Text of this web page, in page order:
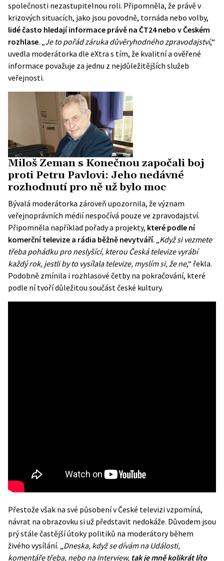
společnosti nezastupitelnou roli. Připomněla, že právě v
krizových situacích, jako jsou povodně, tornáda nebo volby,
lidé často hledají informace právě na ČT24 nebo v Českém
rozhlase. „Je to pořád záruka důvěryhodného zpravodajství,“
uvedla moderátorka dle eXtra s tím, že kvalitní a ověřené
informace považuje za jednu z nejdůležitějších služeb
veřejnosti.
Miloš Zeman s Konečnou započali boj
proti Petru Pavlovi: Jeho nedávné
rozhodnutí pro ně už bylo moc
Bývalá moderátorka zároveň upozornila, že význam
veřejnoprávních médií nespočívá pouze ve zpravodajství.
Připomněla například pořady a projekty, které podle ní
komerční televize a rádia běžně nevytváří. „Když si vezmete
třeba pohádku pro neslyšící, kterou Česká televize vyrábí
každý rok, jestli by to vysílala televize, myslím si, že ne,“ řekla.
Podobně zmínila i rozhlasové četby na pokračování, které
podle ní tvoří důležitou součást české kultury.
Přestože však na své působení v České televizi vzpomíná,
návrat na obrazovku si už představit nedokáže. Důvodem jsou
prý stále častější útoky politiků na moderátory během
živého vysílání. „Dneska, když se dívám na Události,
komentáře třeba, nebo na Interview, tak je mně kolikrát líto